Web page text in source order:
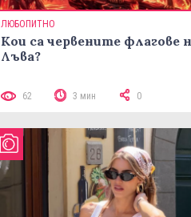
ЛЮБОПИТНО
Кои са червените флагове
Лъва?
62 3 мин 0